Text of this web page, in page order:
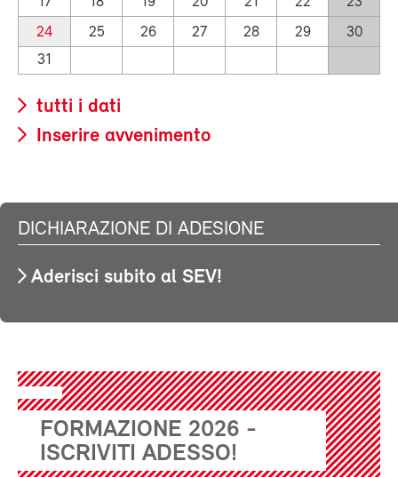
24
25 26 27 28 29
30
31
tutti i dati
Inserire avvenimento
DICHIARAZIONE DI ADESIONE
Aderisci subito al SEV!
FORMAZIONE 2026 -
ISCRIVITI ADESSO!